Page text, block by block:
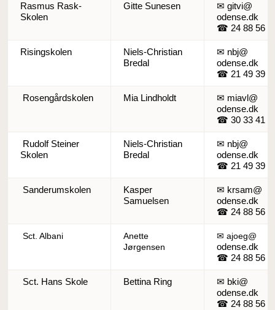
Rasmus Rask-
Skolen
Gitte Sunesen
✉ gitvi@
odense.dk
☎ 24 88 56
Risingskolen
Niels-Christian
Bredal
✉ nbj@
odense.dk
☎ 21 49 39
Rosengårdskolen Mia Lindholdt
✉ miavl@
odense.dk
☎ 30 33 41
Rudolf Steiner
Skolen
Niels-Christian
Bredal
✉ nbj@
odense.dk
☎ 21 49 39
Sanderumskolen
Kasper
Samuelsen
✉ krsam@
odense.dk
☎ 24 88 56
Sct. Albani
Anette
Jørgensen
✉ ajoeg@
odense.dk
☎ 24 88 56
Sct. Hans Skole Bettina Ring
✉ bki@
odense.dk
☎ 24 88 56